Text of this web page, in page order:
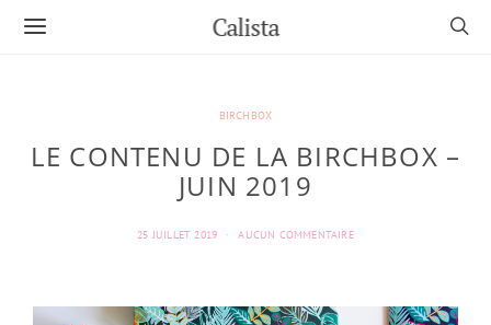
Calista
BIRCHBOX
LE CONTENU DE LA BIRCHBOX –
JUIN 2019
25 JUILLET 2019 AUCUN COMMENTAIRE